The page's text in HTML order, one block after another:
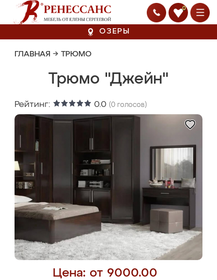
0
ОЗЕРЫ
ГЛАВНАЯ → ТРЮМО
Трюмо "Джейн"
Рейтинг: 0.0 (0 голосов)
Цена: от 9000.00